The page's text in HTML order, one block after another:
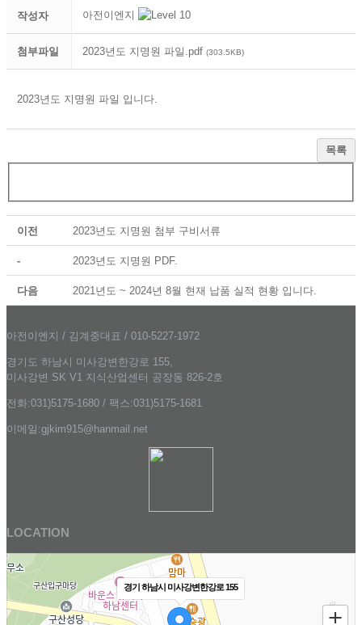
작성자 아전이엔지
첨부파일 2023년도 지명원 파일.pdf (303.5KB)
2023년도 지명원 파일 입니다.
목록
이전 2023년도 지명원 첨부 구비서류
- 2023년도 지명원 PDF.
다음 2021년도 ~ 2024년 8월 현재 납품 실적 현황 입니다.
아전이엔지 / 김계중대표 / 010-5227-1972
경기도 하남시 미사강변한강로 155,
미사강변 SK V1 지식산업센터 공장동 826-2호
전화:031)5175-1680 / 팩스:031)5175-1681
이메일:gjkim915@hanmail.net
LOCATION
경기 하남시 미사강변한강로 155